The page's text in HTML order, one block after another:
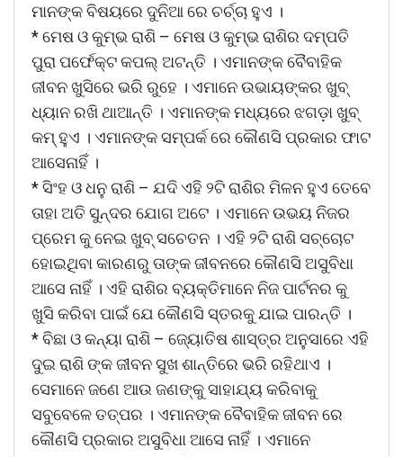
ମାନଙ୍କ ବିଷୟରେ ଦୁନିଆ ରେ ଚର୍ଚ୍ଚା ହୁଏ ।
* ମେଷ ଓ କୁମ୍ଭ ରାଶି – ମେଷ ଓ କୁମ୍ଭ ରାଶିର ଦମ୍ପତି
ପୁରା ପର୍ଫେକ୍ଟ କପଲ୍ ଅଟନ୍ତି । ଏମାନଙ୍କ ବୈବାହିକ
ଜୀବନ ଖୁସିରେ ଭରି ରୁହେ । ଏମାନେ ଉଭାୟଙ୍କର ଖୁବ୍
ଧ୍ୟାନ ରଖି ଥାଆନ୍ତି । ଏମାନଙ୍କ ମଧ୍ୟରେ ଝଗଡ଼ା ଖୁବ୍
କମ୍ ହୁଏ । ଏମାନଙ୍କ ସମ୍ପର୍କ ରେ କୌଣସି ପ୍ରକାର ଫାଟ
ଆସେନାହିଁ ।
* ସିଂହ ଓ ଧନୁ ରାଶି – ଯଦି ଏହି ୨ଟି ରାଶିର ମିଳନ ହୁଏ ତେବେ
ତାହା ଅତି ସୁନ୍ଦର ଯୋଗ ଅଟେ । ଏମାନେ ଉଭୟ ନିଜର
ପ୍ରେମ କୁ ନେଇ ଖୁବ୍ ସଚେତନ । ଏହି ୨ଟି ରାଶି ସଚ୍ଚୋଟ
ହୋଇଥିବା କାରଣରୁ ତାଙ୍କ ଜୀବନରେ କୌଣସି ଅସୁବିଧା
ଆସେ ନାହିଁ । ଏହି ରାଶିର ବ୍ୟକ୍ତିମାନେ ନିଜ ପାର୍ଟନର କୁ
ଖୁସି କରିବା ପାଇଁ ଯେ କୌଣସି ସ୍ତରକୁ ଯାଇ ପାରନ୍ତି ।
* ବିଛା ଓ କନ୍ୟା ରାଶି – ଜ୍ୟୋତିଷ ଶାସ୍ତ୍ର ଅନୁସାରେ ଏହି
ଦୁଇ ରାଶି ଙ୍କ ଜୀବନ ସୁଖ ଶାନ୍ତିରେ ଭରି ରହିଥାଏ ।
ସେମାନେ ଜଣେ ଆଉ ଜଣଙ୍କୁ ସାହାଯ୍ୟ କରିବାକୁ
ସବୁବେଳେ ତତ୍ପର । ଏମାନଙ୍କ ବୈବାହିକ ଜୀବନ ରେ
କୌଣସି ପ୍ରକାର ଅସୁବିଧା ଆସେ ନାହିଁ । ଏମାନେ